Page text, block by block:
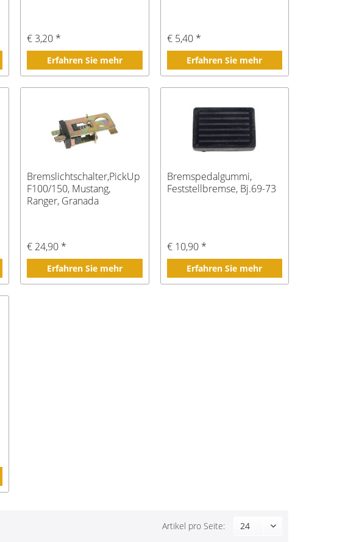
€ 3,20 *
Erfahren Sie mehr
€ 5,40 *
Erfahren Sie mehr
Bremslichtschalter,PickUp
F100/150, Mustang,
Ranger, Granada
€ 24,90 *
Erfahren Sie mehr
Bremspedalgummi,
Feststellbremse, Bj.69-73
€ 10,90 *
Erfahren Sie mehr
Artikel pro Seite: